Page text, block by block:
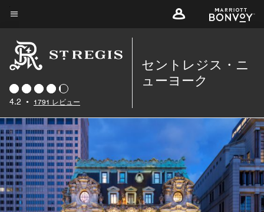
Skip
main
content
4.2 • 1791 レビュー
セントレジス・ニ
ューヨーク